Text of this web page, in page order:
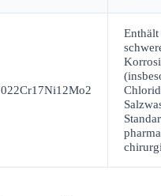
022Cr17Ni12Mo2